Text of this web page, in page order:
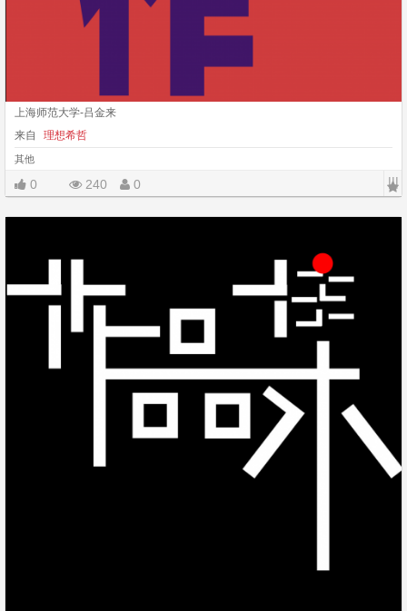
上海师范大学-吕金来
来自
理想希哲
其他
0 240 0 |||